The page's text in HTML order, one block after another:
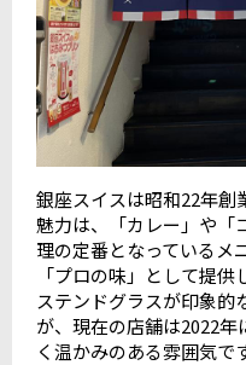
銀座スイスは昭和22年創
魅力は、「カレー」や「
理の定番となっているメ
「プロの味」として提供
ステンドグラスが印象的
が、現在の店舗は2022
く温かみのある雰囲気で